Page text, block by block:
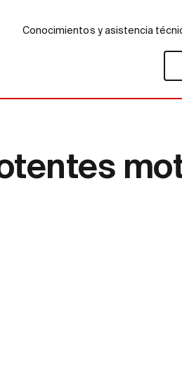
Conocimientos y asistencia